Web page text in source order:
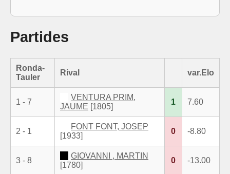
Partides
Ronda-
Tauler
Rival var.Elo
1 - 7
VENTURA PRIM,
JAUME [1805]
1 7.60
2 - 1
FONT FONT, JOSEP
[1933]
0 -8.80
3 - 8
GIOVANNI , MARTIN
[1780]
0 -13.00